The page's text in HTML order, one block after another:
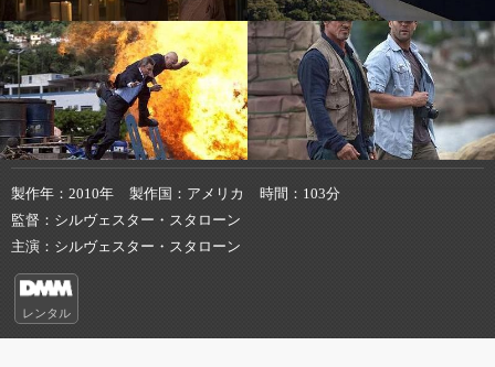
製作年 2010年 製作国 アメリカ 時間
103分
監督
シルヴェスター・スタローン
主演
シルヴェスター・スタローン
レンタル